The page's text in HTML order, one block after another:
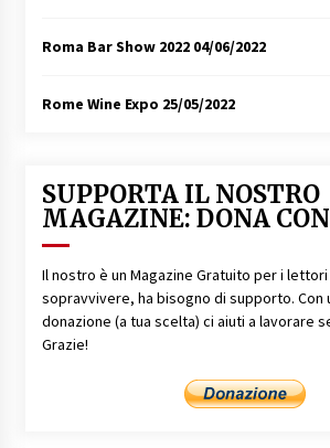
Roma Bar Show 2022 04/06/2022
Rome Wine Expo 25/05/2022
SUPPORTA IL NOSTRO
MAGAZINE: DONA
Il nostro è un Magazine Gratuito per i
sopravvivere, ha bisogno di supporto. Con
donazione (a tua scelta) ci aiuti a lavorare
Grazie!